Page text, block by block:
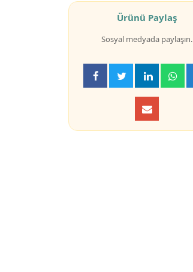
Ürünü Paylaş
Sosyal medyada paylaşın.